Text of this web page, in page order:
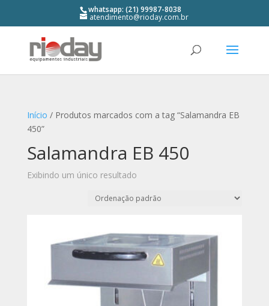
whatsapp: (21) 99987-8038
atendimento@rioday.com.br
Início / Produtos marcados com a tag “Salamandra EB
450”
Salamandra EB 450
Exibindo um único resultado